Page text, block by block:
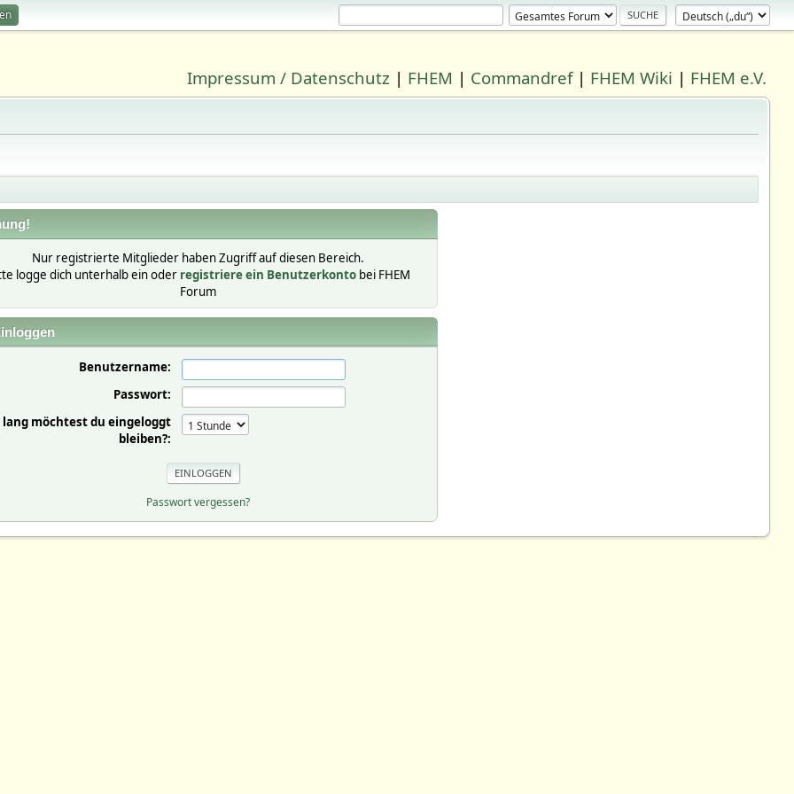
Impressum / Datenschutz | FHEM | Commandref| FHEM Wiki | FHEM e.V.
Nur registrierte Mitglieder haben Zugriff auf diesen Bereich.
logge dich unterhalb ein oder registriere ein Benutzerkontobei FHEM
Forum
Benutzername:
Passwort:
lang möchtest du eingeloggt
bleiben?:
Passwort vergessen?